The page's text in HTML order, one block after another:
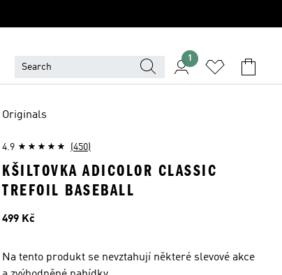
1
Originals
4.9 (450)
KŠILTOVKA ADICOLOR CLASSIC
TREFOIL BASEBALL
Cena
499 Kč
Na tento produkt se nevztahují některé slevové akce